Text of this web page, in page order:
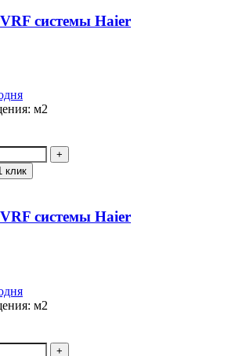
системы Haier
м2
клик
системы Haier
м2